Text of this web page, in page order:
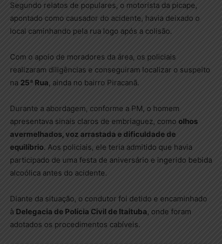
Segundo relatos de populares, o motorista da picape,
apontado como causador do acidente, havia deixado o
local caminhando pela rua logo após a colisão.
Com o apoio de moradores da área, os policiais
realizaram diligências e conseguiram localizar o suspeito
na 25ª Rua, ainda no bairro Piracanã.
Durante a abordagem, conforme a PM, o homem
apresentava sinais claros de embriaguez, como olhos
avermelhados, voz arrastada e dificuldade de
equilíbrio. Aos policiais, ele teria admitido que havia
participado de uma festa de aniversário e ingerido bebida
alcoólica antes do acidente.
Diante da situação, o condutor foi detido e encaminhado
à Delegacia de Polícia Civil de Itaituba, onde foram
adotados os procedimentos cabíveis.